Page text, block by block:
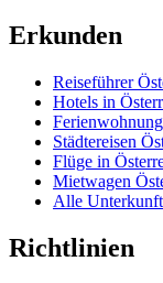
Erkunden
Reiseführer
Hotels in
Städtereisen
Flüge in
Mietwagen
Alle
Richtlinien